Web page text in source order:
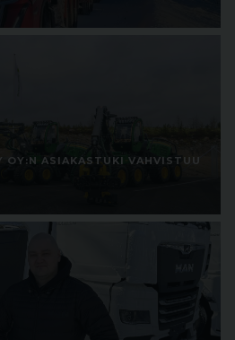
OY:N ASIAKASTUKI VAHVISTUU